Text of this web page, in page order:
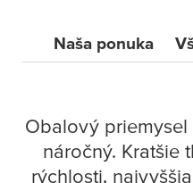
Naša ponuka
Obalový
náročný. Kratšie
rýchlosti,